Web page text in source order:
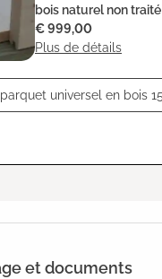
bois naturel non traité
Plus de détails
€ 999,00
et documents